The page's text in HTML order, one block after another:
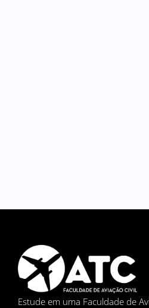
Estude em uma Faculdade de